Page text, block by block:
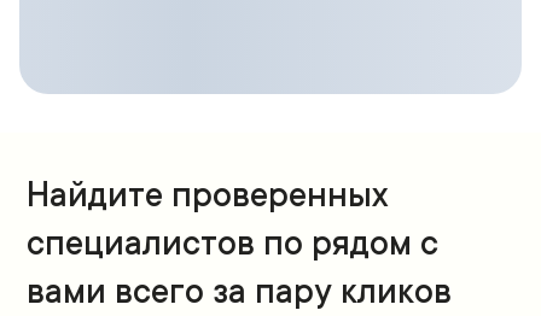
Найдите проверенных
специалистов по рядом с
вами всего за пару кликов